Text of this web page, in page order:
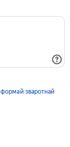
формай зваротнай